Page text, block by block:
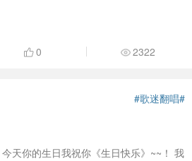
0 2322
#歌迷翻唱#
天你的生日我祝你《生日快乐》~~！ 我